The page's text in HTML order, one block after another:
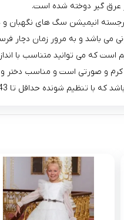
عرق گیر دوخته شده است.
انیمیشن سگ های نگهبان و
می باشد و به مرور زمان دچار
که می توانید متناسب با
کرم و صورتی است و مناسب دختر